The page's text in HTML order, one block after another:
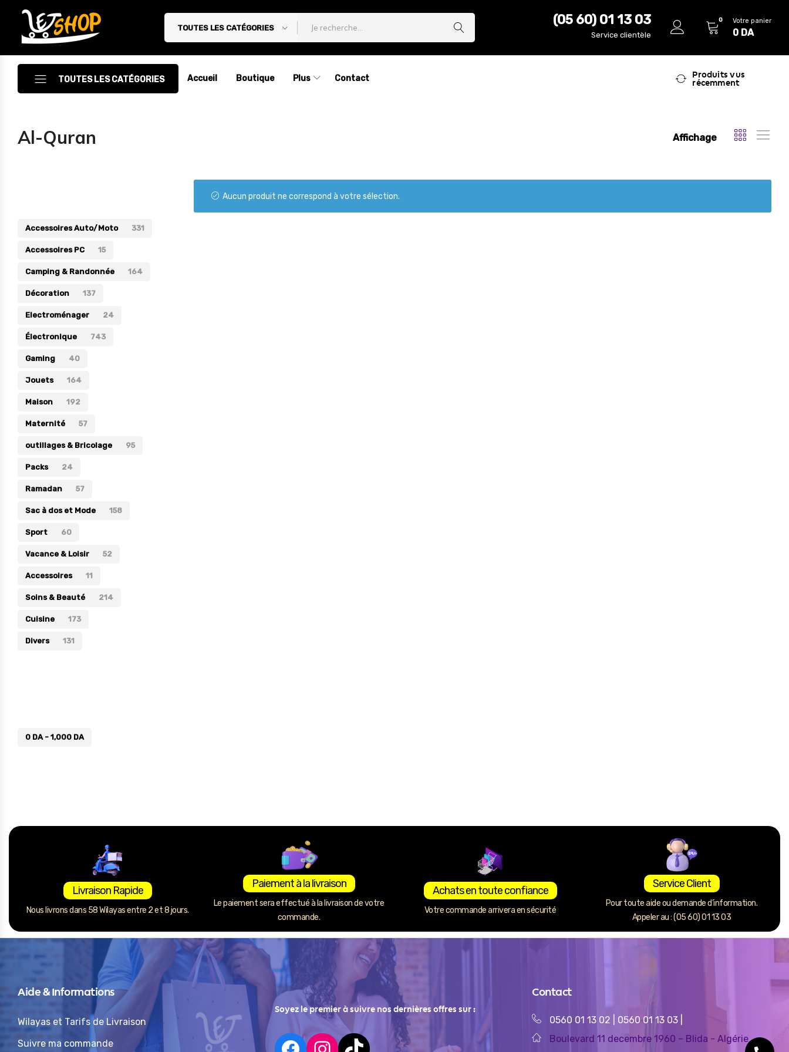
Letshop.dz
TOUTES LES CATÉGORIES
(05 60) 01 13 03
Service clientèle
0 Votre panier
0 DA
TOUTES LES CATÉGORIES
Accessoires Auto/Moto
Décoration
Electroménager
Électronique
Jouets
Maison
Maternité
Outillages & Bricolage
Packs
Sac à dos et Mode
Soins & Beauté
Sport
Divers
Accueil Boutique Plus Contact
Produits vus
récemment
Al-Quran Affichage
Aucun produit ne correspond à votre sélection.
Accessoires Auto/Moto 331
Accessoires PC 15
Camping & Randonnée 164
Décoration 137
Electroménager 24
Électronique 743
Gaming 40
Jouets 164
Maison 192
Maternité 57
outillages & Bricolage 95
Packs 24
Ramadan 57
Sac à dos et Mode 158
Sport 60
Vacance & Loisir 52
Accessoires 11
Soins & Beauté 214
Cuisine 173
Divers 131
0 DA- 1,000 DA
Livraison Rapide
Nous livrons dans 58 Wilayas entre 2 et 8 jours.
Paiement à la livraison
Le paiement sera effectué à la livraison de votre
commande.
Achats en toute confiance
Votre commande arrivera en sécurité
Service Client
Pour toute aide ou demande d’information.
Appeler au : (05 60) 01 13 03
Aide & Informations
Wilayas et Tarifs de Livraison
Suivre ma commande
Soyez le premier à suivre nos dernières offres sur :
Contact
0560 01 13 02 0560 01 13 03
Boulevard 11 decembre 1960 – Blida - Algérie